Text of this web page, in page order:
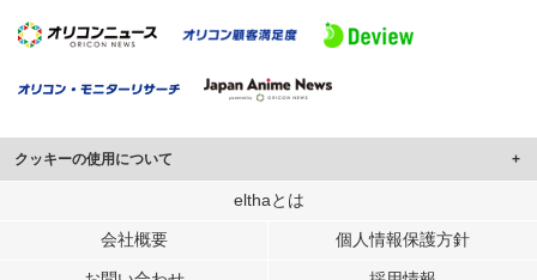
クッキーの使用について
このサイトでは Cookie を使用して、ユーザーに合わせたコンテンツや広告の
行っています。
elthaとは
会社概要 個人情報保護方針